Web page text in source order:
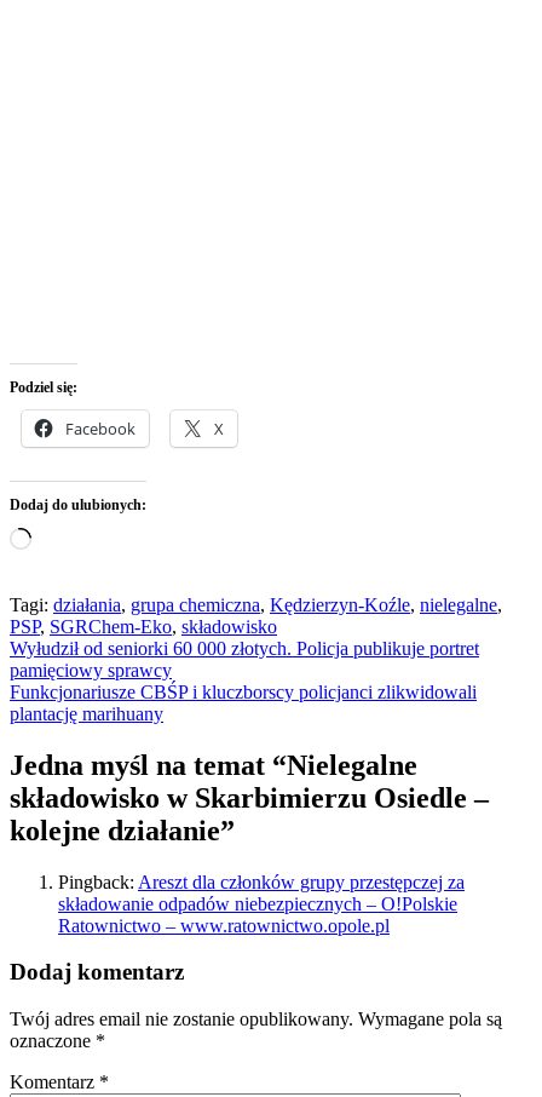
Podziel się:
Facebook X
Dodaj do ulubionych:
Wczytywanie…
Tagi: działania, grupa chemiczna, Kędzierzyn-Koźle, nielegalne,
PSP, SGRChem-Eko, składowisko
Nawigacja
wpisu
Wyłudził od seniorki 60 000 złotych. Policja publikuje portret
pamięciowy sprawcy
Funkcjonariusze CBŚP i kluczborscy policjanci zlikwidowali
plantację marihuany
Jedna myśl na temat “Nielegalne
składowisko w Skarbimierzu Osiedle –
kolejne działanie”
Pingback: Areszt dla członków grupy przestępczej za
składowanie odpadów niebezpiecznych – O!Polskie
Ratownictwo – www.ratownictwo.opole.pl
Dodaj komentarz
Twój adres email nie zostanie opublikowany. Wymagane pola są
oznaczone *
Komentarz *